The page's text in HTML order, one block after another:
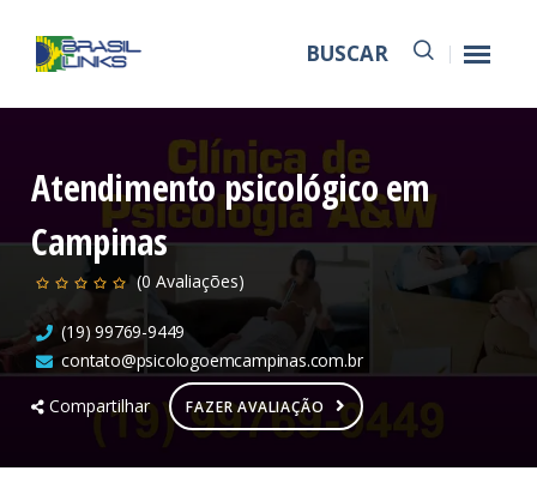
BUSCAR
Atendimento psicológico em
Campinas
(0 Avaliações)
(19) 99769-9449
contato@psicologoemcampinas.com.br
Compartilhar
FAZER AVALIAÇÃO